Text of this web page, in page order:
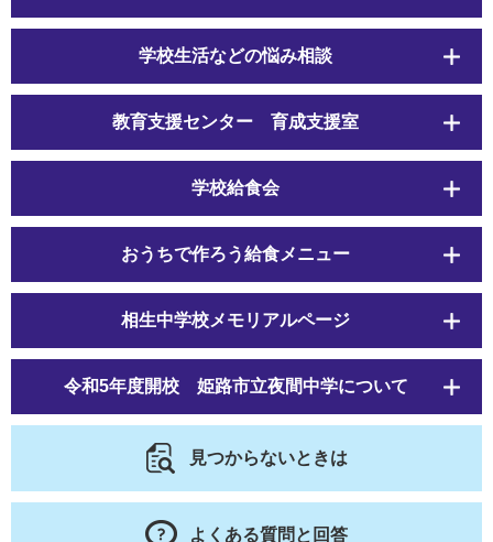
学校生活などの悩み相談
教育支援センター 育成支援室
学校給食会
おうちで作ろう給食メニュー
相生中学校メモリアルページ
令和5年度開校 姫路市立夜間中学について
見つからないときは
よくある質問と回答